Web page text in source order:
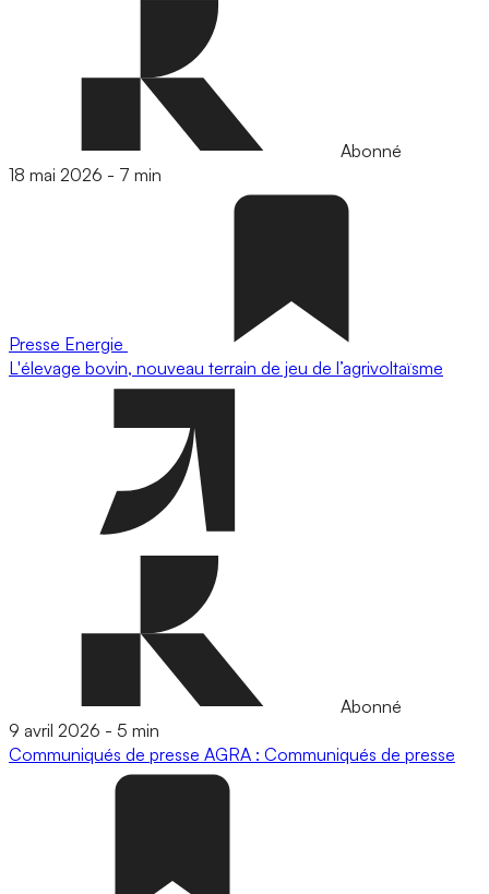
Abonné
18 mai 2026 - 7 min
Presse Energie
L'élevage bovin, nouveau terrain de jeu de l’agrivoltaïsme
Abonné
9 avril 2026 - 5 min
Communiqués de presse AGRA : Communiqués de presse